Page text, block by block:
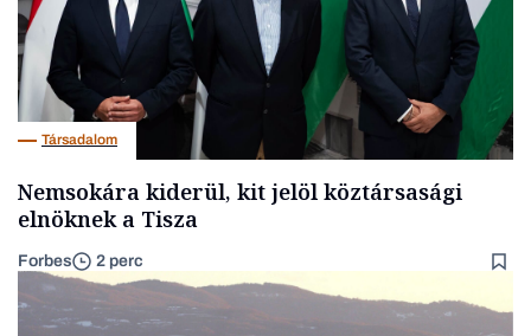
Társadalom
Nemsokára kiderül, kit jelöl köztársasági
elnöknek a Tisza
Forbes 2 perc